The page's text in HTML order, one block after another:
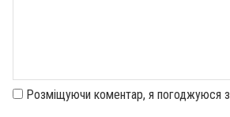
Розміщуючи коментар, я погоджуюся з